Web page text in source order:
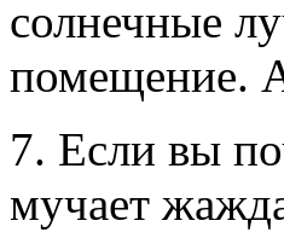
солнечные
помещение.
7. Если вы
мучает